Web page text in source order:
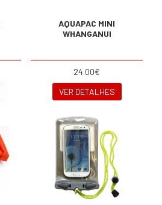
AQUAPAC MINI
WHANGANUI
24.00€
VER DETALHES